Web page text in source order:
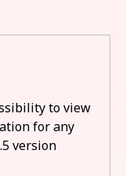
to view
for any
version